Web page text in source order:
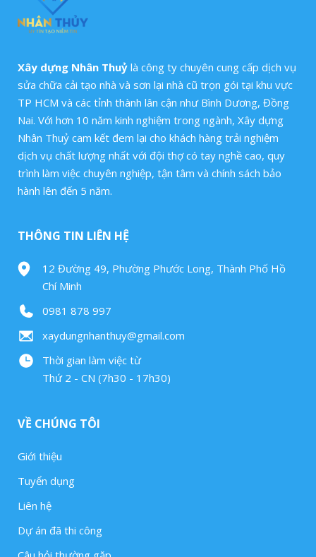
Xây dựng Nhân Thuỷ là công ty chuyên cung cấp dịch vụ
sửa chữa cải tạo nhà và sơn lại nhà cũ trọn gói tại khu vực
TP HCM và các tỉnh thành lân cận như Bình Dương, Đồng
Nai. Với hơn 10 năm kinh nghiệm trong ngành, Xây dựng
Nhân Thuỷ cam kết đem lại cho khách hàng trải nghiệm
dịch vụ chất lượng nhất với đội thợ có tay nghề cao, quy
trình làm việc chuyên nghiệp, tận tâm và chính sách bảo
hành lên đến 5 năm.
THÔNG TIN LIÊN HỆ
12 Đường 49, Phường Phước Long, Thành Phố Hồ
Chí Minh
0981 878 997
xaydungnhanthuy@gmail.com
Thời gian làm việc từ
Thứ 2 - CN (7h30 - 17h30)
VỀ CHÚNG TÔI
Giới thiệu
Tuyển dụng
Liên hệ
Dự án đã thi công